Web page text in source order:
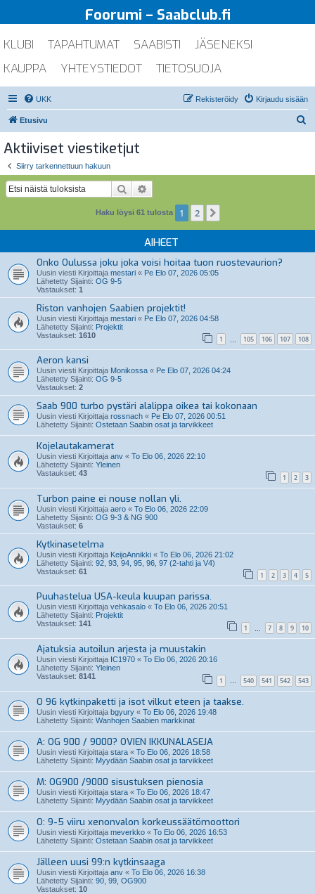
Foorumi – Saabclub.fi
KLUBI TAPAHTUMAT SAABISTI
JÄSENEKSI
KAUPPA
YHTEYSTIEDOT TIETOSUOJA
UKK Kirjaudu sisään
Rekisteröidy
Etusivu
Aktiiviset viestiketjut
Siirry tarkennettuun hakuun
Etsi
Haku löysi 61 tulosta 1 2
AIHEET
Onko Oulussa joku joka voisi hoitaa tuon ruostevaurion?
Uusin viesti Kirjoittaja mestari « Pe Elo 07, 2026 05:05
Lähetetty Sijainti: OG 9-5
Vastaukset: 1
Riston vanhojen Saabien projektit!
Uusin viesti Kirjoittaja mestari « Pe Elo 07, 2026 04:58
Lähetetty Sijainti: Projektit
Vastaukset: 1610 1 105 106 107 108
Aeron kansi
Uusin viesti Kirjoittaja Monikossa « Pe Elo 07, 2026 04:24
Lähetetty Sijainti: OG 9-5
Vastaukset: 2
Saab 900 turbo pystäri alalippa oikea tai kokonaan
Uusin viesti Kirjoittaja rossnach « Pe Elo 07, 2026 00:51
Lähetetty Sijainti: Ostetaan Saabin osat ja tarvikkeet
Kojelautakamerat
Uusin viesti Kirjoittaja anv « To Elo 06, 2026 22:10
Lähetetty Sijainti: Yleinen
Vastaukset: 43 1 2 3
Turbon paine ei nouse nollan yli.
Uusin viesti Kirjoittaja aero « To Elo 06, 2026 22:09
Lähetetty Sijainti: OG 9-3 & NG 900
Vastaukset: 6
Kytkinasetelma
Uusin viesti Kirjoittaja KeijoAnnikki « To Elo 06, 2026 21:02
Lähetetty Sijainti: 92, 93, 94, 95, 96, 97 (2-tahti ja V4)
Vastaukset: 61 1 2 3 4 5
Puuhastelua USA-keula kuupan parissa.
Uusin viesti Kirjoittaja vehkasalo « To Elo 06, 2026 20:51
Lähetetty Sijainti: Projektit
Vastaukset: 141 1 7 8 9 10
Ajatuksia autoilun arjesta ja muustakin
Uusin viesti Kirjoittaja IC1970 « To Elo 06, 2026 20:16
Lähetetty Sijainti: Yleinen
Vastaukset: 8141 1 … 540 541 542 543
O 96 kytkinpaketti ja isot vilkut eteen ja taakse.
Uusin viesti Kirjoittaja bgyury « To Elo 06, 2026 19:48
Lähetetty Sijainti: Wanhojen Saabien markkinat
A: OG 900 / 9000? OVIEN IKKUNALASEJA
Uusin viesti Kirjoittaja stara « To Elo 06, 2026 18:58
Lähetetty Sijainti: Myydään Saabin osat ja tarvikkeet
M: OG900 /9000 sisustuksen pienosia
Uusin viesti Kirjoittaja stara « To Elo 06, 2026 18:47
Lähetetty Sijainti: Myydään Saabin osat ja tarvikkeet
O: 9-5 viiru xenonvalon korkeussäätömoottori
Uusin viesti Kirjoittaja meverkko « To Elo 06, 2026 16:53
Lähetetty Sijainti: Ostetaan Saabin osat ja tarvikkeet
Jälleen uusi 99:n kytkinsaaga
Uusin viesti Kirjoittaja anv « To Elo 06, 2026 16:38
Lähetetty Sijainti: 90, 99, OG900
Vastaukset: 10